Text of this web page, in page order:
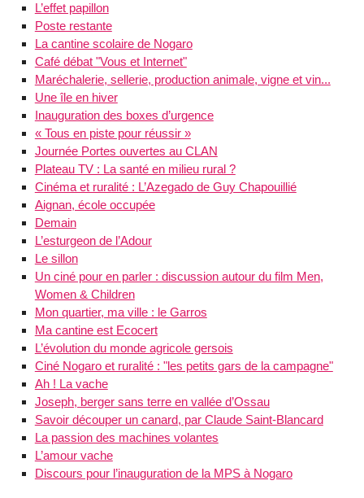
L’effet papillon
Poste restante
La cantine scolaire de Nogaro
Café débat "Vous et Internet"
Maréchalerie, sellerie, production animale, vigne et vin...
Une île en hiver
Inauguration des boxes d’urgence
« Tous en piste pour réussir »
Journée Portes ouvertes au CLAN
Plateau TV : La santé en milieu rural ?
Cinéma et ruralité : L’Azegado de Guy Chapouillié
Aignan, école occupée
Demain
L’esturgeon de l’Adour
Le sillon
Un ciné pour en parler : discussion autour du film Men,
Women & Children
Mon quartier, ma ville : le Garros
Ma cantine est Ecocert
L’évolution du monde agricole gersois
Ciné Nogaro et ruralité : "les petits gars de la campagne"
Ah ! La vache
Joseph, berger sans terre en vallée d’Ossau
Savoir découper un canard, par Claude Saint-Blancard
La passion des machines volantes
L’amour vache
Discours pour l’inauguration de la MPS à Nogaro